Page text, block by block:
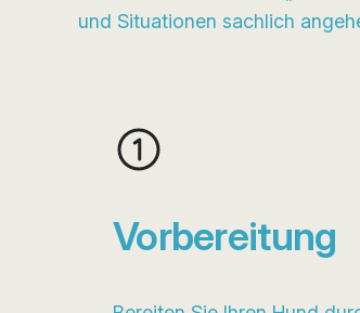
und Situationen sachlich
Vorbereitung